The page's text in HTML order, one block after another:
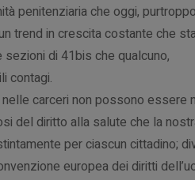
penitenziaria che oggi,
trend in crescita costante che
di 41bis che qualcuno,
contagi.
carceri non possono essere
del diritto alla salute che la
per ciascun cittadino;
europea dei diritti